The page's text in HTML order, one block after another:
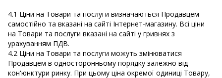
4.1 Ціни на Товари та послуги визначаються Продавцем
самостійно та вказані на сайті Інтернет-магазину. Всі ціни
на Товари та послуги вказані на сайті у гривнях з
урахуванням ПДВ.
4.2 Ціни на Товари та послуги можуть змінюватися
Продавцем в односторонньому порядку залежно від
кон'юнктури ринку. При цьому ціна окремої одиниці Товару,